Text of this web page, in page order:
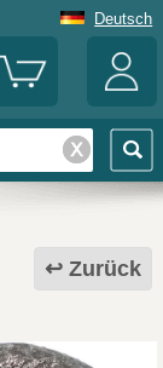
Deutsch
Zurück